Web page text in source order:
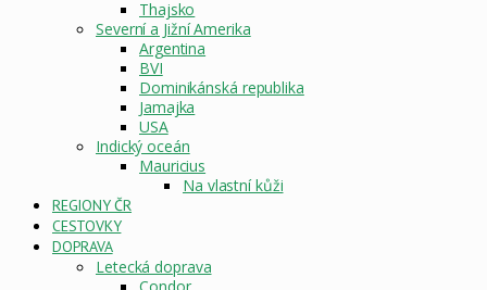
Thajsko
Severní a Jižní Amerika
Argentina
BVI
Dominikánská republika
Jamajka
USA
Indický oceán
Mauricius
Na vlastní kůži
REGIONY ČR
CESTOVKY
DOPRAVA
Letecká doprava